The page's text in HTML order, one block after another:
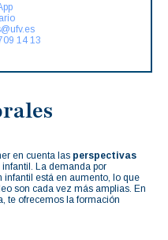
14 13
en cuenta las perspectivas
La demanda por
está en aumento, lo que
son cada vez más amplias. En
te ofrecemos la formación